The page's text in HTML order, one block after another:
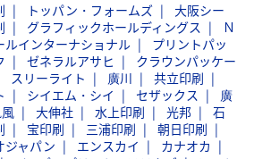
トッパン・フォームズ
大阪シー
グラフィックホールディングス
Ｎ
ルインターナショナル
プリントパッ
ゼネラルアサヒ
クラウンパッケー
スリーライト 廣川
共立印刷
シイエム・シイ セザックス
廣
大伸社 水上印刷 光邦
石
宝印刷 三浦印刷
朝日印刷
ジャパン エンスカイ
カナオカ